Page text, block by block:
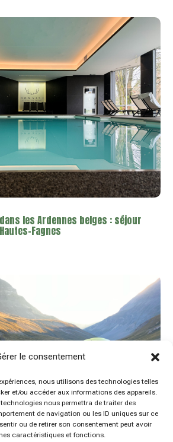
le consentement
nous utilisons des technologies telles
et/ou accéder aux informations des appareils.
nous permettra de traiter des
de navigation ou les ID uniques sur ce
ou de retirer son consentement peut avoir
caractéristiques et fonctions.
les Ardennes belges : séjour
Fagnes